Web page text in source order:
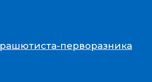
перворазника